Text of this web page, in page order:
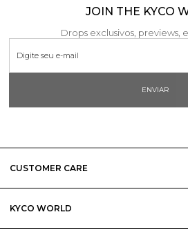
JOIN THE KYCO
Drops exclusivos, previews,
ENVIAR
CUSTOMER CARE
KYCO WORLD